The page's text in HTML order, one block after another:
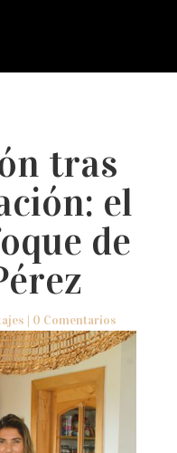
tras
el
de
| 0 Comentarios